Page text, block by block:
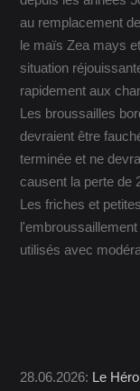
au remplacement
le maïs Zea mays
situation
rapidement aux
Les broussailles
devraient être
terminée et ne
causent la perte de
Les friches et
utilisés avec
28.06.2026: Le